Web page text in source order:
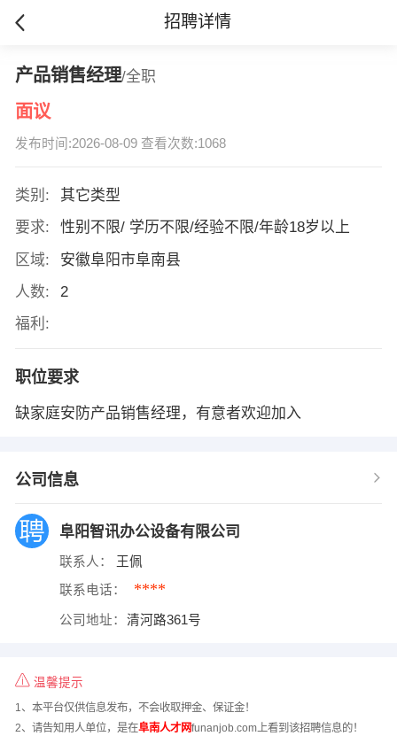
招聘详情
产品销售经理/全职
面议
发布时间:2026-08-09 查看次数:1068
类别:
其它类型
要求:
性别不限/ 学历不限/经验不限/年龄18岁以上
区域:
安徽阜阳市阜南县
人数:
2
福利:
职位要求
缺家庭安防产品销售经理，有意者欢迎加入
公司信息
阜阳智讯办公设备有限公司
联系人： 王佩
联系电话： ****
公司地址： 清河路361号
温馨提示
1、本平台仅供信息发布，不会收取押金、保证金！
2、请告知用人单位，是在阜南人才网funanjob.com上看到该招聘信息的！